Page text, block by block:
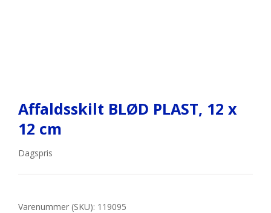
Affaldsskilt BLØD PLAST, 12 x
12 cm
Dagspris
Varenummer (SKU): 119095